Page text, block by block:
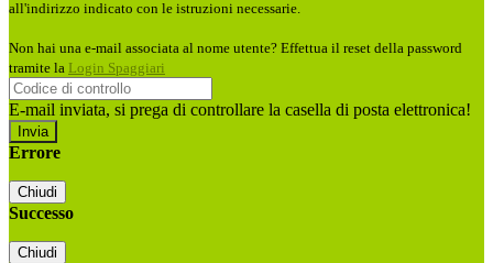
all'indirizzo indicato con le istruzioni necessarie.
Non hai una e-mail associata al nome utente? Effettua il reset della password
tramite la Login Spaggiari
E-mail inviata, si prega di controllare la casella di posta elettronica!
Errore
Chiudi
Successo
Chiudi